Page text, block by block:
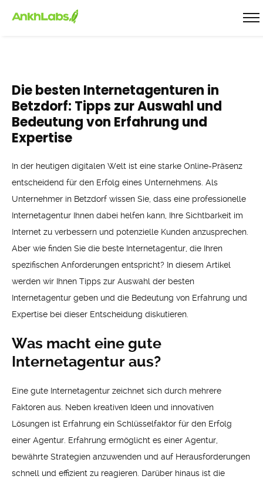
Die besten Internetagenturen in
Betzdorf: Tipps zur Auswahl und
Bedeutung von Erfahrung und
Expertise
In der heutigen digitalen Welt ist eine starke Online-Präsenz
entscheidend für den Erfolg eines Unternehmens. Als
Unternehmer in Betzdorf wissen Sie, dass eine professionelle
Internetagentur Ihnen dabei helfen kann, Ihre Sichtbarkeit im
Internet zu verbessern und potenzielle Kunden anzusprechen.
Aber wie finden Sie die beste Internetagentur, die Ihren
spezifischen Anforderungen entspricht? In diesem Artikel
werden wir Ihnen Tipps zur Auswahl der besten
Internetagentur geben und die Bedeutung von Erfahrung und
Expertise bei dieser Entscheidung diskutieren.
Was macht eine gute
Internetagentur aus?
Eine gute Internetagentur zeichnet sich durch mehrere
Faktoren aus. Neben kreativen Ideen und innovativen
Lösungen ist Erfahrung ein Schlüsselfaktor für den Erfolg
einer Agentur. Erfahrung ermöglicht es einer Agentur,
bewährte Strategien anzuwenden und auf Herausforderungen
schnell und effizient zu reagieren. Darüber hinaus ist die